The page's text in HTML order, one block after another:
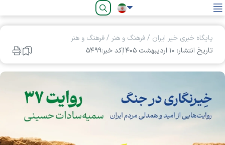
فارسی
پایگاه خبری خیر ایران /فرهنگ و هنر /فرهنگ و هنر
تاریخ انتشار: ۱۰ ارديبهشت ۱۴۰۵
کد خبر:۵۴۹۹